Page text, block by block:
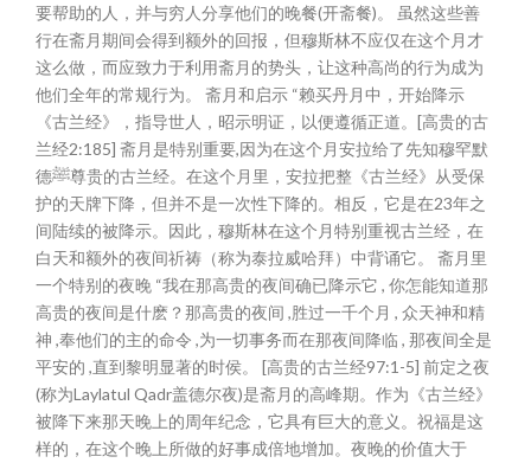
要帮助的人，并与穷人分享他们的晚餐(开斋餐)。 虽然这些善
行在斋月期间会得到额外的回报，但穆斯林不应仅在这个月才
这么做，而应致力于利用斋月的势头，让这种高尚的行为成为
他们全年的常规行为。 斋月和启示 “赖买丹月中，开始降示
《古兰经》，指导世人，昭示明证，以便遵循正道。[高贵的古
兰经2:185] 斋月是特别重要,因为在这个月安拉给了先知穆罕默
德ﷺ尊贵的古兰经。在这个月里，安拉把整《古兰经》从受保
护的天牌下降，但并不是一次性下降的。相反，它是在23年之
间陆续的被降示。因此，穆斯林在这个月特别重视古兰经，在
白天和额外的夜间祈祷（称为泰拉威哈拜）中背诵它。 斋月里
一个特别的夜晚 “我在那高贵的夜间确已降示它 , 你怎能知道那
高贵的夜间是什麽？那高贵的夜间 ,胜过一千个月 , 众天神和精
神 ,奉他们的主的命令 ,为一切事务而在那夜间降临 , 那夜间全是
平安的 ,直到黎明显著的时侯。 [高贵的古兰经97:1-5] 前定之夜
(称为Laylatul Qadr盖德尔夜)是斋月的高峰期。作为《古兰经》
被降下来那天晚上的周年纪念，它具有巨大的意义。祝福是这
样的，在这个晚上所做的好事成倍地增加。夜晚的价值大于